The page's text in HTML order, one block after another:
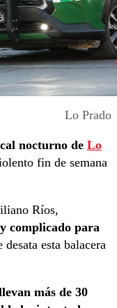
Lo Prado
nocturno de Lo
fin de semana
Ríos,
complicado para
desata esta balacera
más de 30